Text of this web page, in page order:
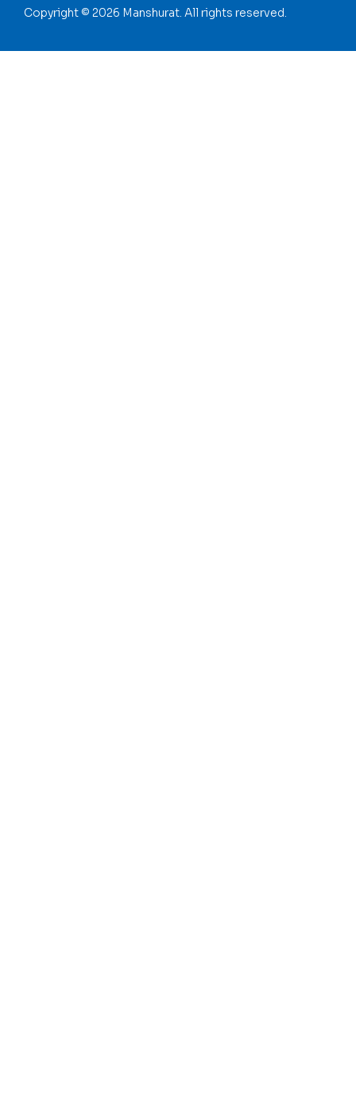
Copyright © 2026 Manshurat. All rights reserved.